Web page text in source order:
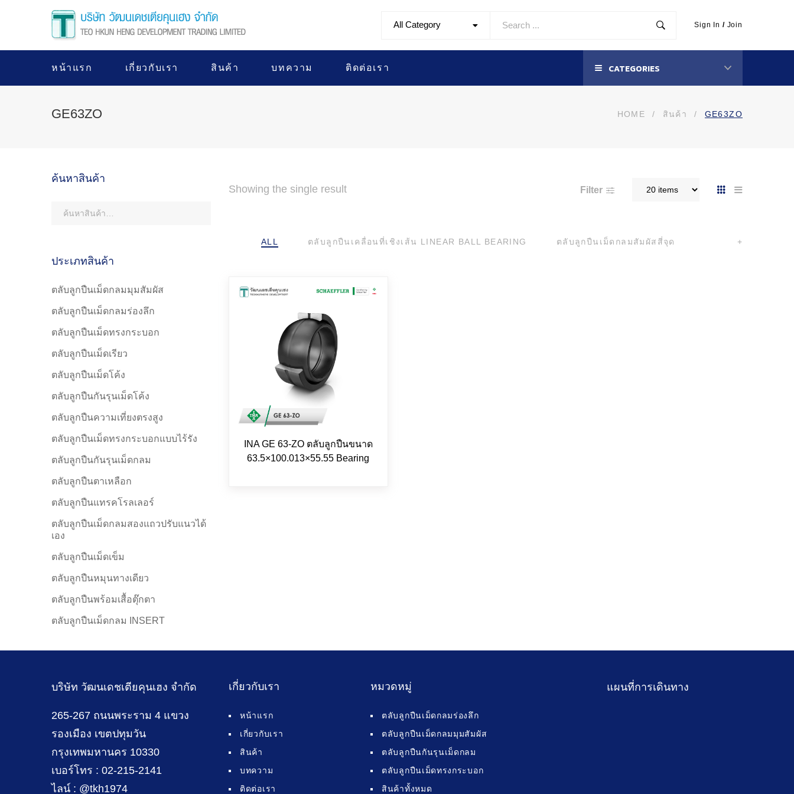
All Category Sign In / Join
หน้าแรก เกี่ยวกับเรา สินค้า บทความ ติดต่อเรา CATEGORIES
GE63ZO HOME / สินค้า / GE63ZO
Showing the single result Filter
ALL ตลับลูกปืนเคลื่อนที่เชิงเส้น LINEAR BALL BEARING ตลับลูกปืนเม็ดกลมสัมผัสสี่จุด +
INA GE 63-ZO ตลับลูกปืนขนาด
63.5×100.013×55.55 Bearing
ค้นหาสินค้า
ประเภทสินค้า
ตลับลูกปืนเม็ดกลมมุมสัมผัส
ตลับลูกปืนเม็ดกลมร่องลึก
ตลับลูกปืนเม็ดทรงกระบอก
ตลับลูกปืนเม็ดเรียว
ตลับลูกปืนเม็ดโค้ง
ตลับลูกปืนกันรุนเม็ดโค้ง
ตลับลูกปืนความเที่ยงตรงสูง
ตลับลูกปืนเม็ดทรงกระบอกแบบไร้รัง
ตลับลูกปืนกันรุนเม็ดกลม
ตลับลูกปืนตาเหลือก
ตลับลูกปืนแทรคโรลเลอร์
ตลับลูกปืนเม็ดกลมสองแถวปรับแนวได้
เอง
ตลับลูกปืนเม็ดเข็ม
ตลับลูกปืนหมุนทางเดียว
ตลับลูกปืนพร้อมเสื้อตุ๊กตา
ตลับลูกปืนเม็ดกลม INSERT
บริษัท วัฒนเดชเตียคุนเฮง จำกัด
265-267 ถนนพระราม 4 แขวง
รองเมือง เขตปทุมวัน
กรุงเทพมหานคร 10330
เบอร์โทร : 02-215-2141
ไลน์ : @tkh1974
เกี่ยวกับเรา
หน้าแรก
เกี่ยวกับเรา
สินค้า
บทความ
ติดต่อเรา
หมวดหมู่
ตลับลูกปืนเม็ดกลมร่องลึก
ตลับลูกปืนเม็ดกลมมุมสัมผัส
ตลับลูกปืนกันรุนเม็ดกลม
ตลับลูกปืนเม็ดทรงกระบอก
สินค้าทั้งหมด
แผนที่การเดินทาง